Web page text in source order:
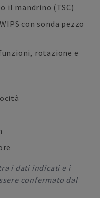
il mandrino (TSC)
con sonda pezzo
rotazione e
i dati indicati e i
confermato dal